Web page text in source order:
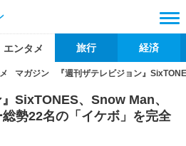
エンタメ 旅行 経済
マガジン 『週刊ザテレビジョン』
SixTONES、Snow Man、
勢22名の「イケボ」を完全